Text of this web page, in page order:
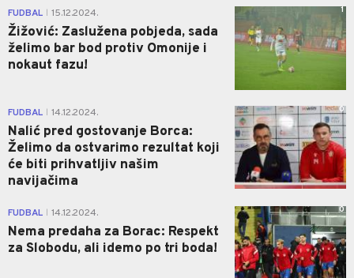
FUDBAL 15.12.2024.
Žižović: Zaslužena pobjeda, sada
želimo bar bod protiv Omonije i
nokaut fazu!
1
FUDBAL 14.12.2024.
Nalić pred gostovanje Borca:
Želimo da ostvarimo rezultat koji
će biti prihvatljiv našim
navijačima
0
FUDBAL 14.12.2024.
Nema predaha za Borac: Respekt
za Slobodu, ali idemo po tri boda!
0